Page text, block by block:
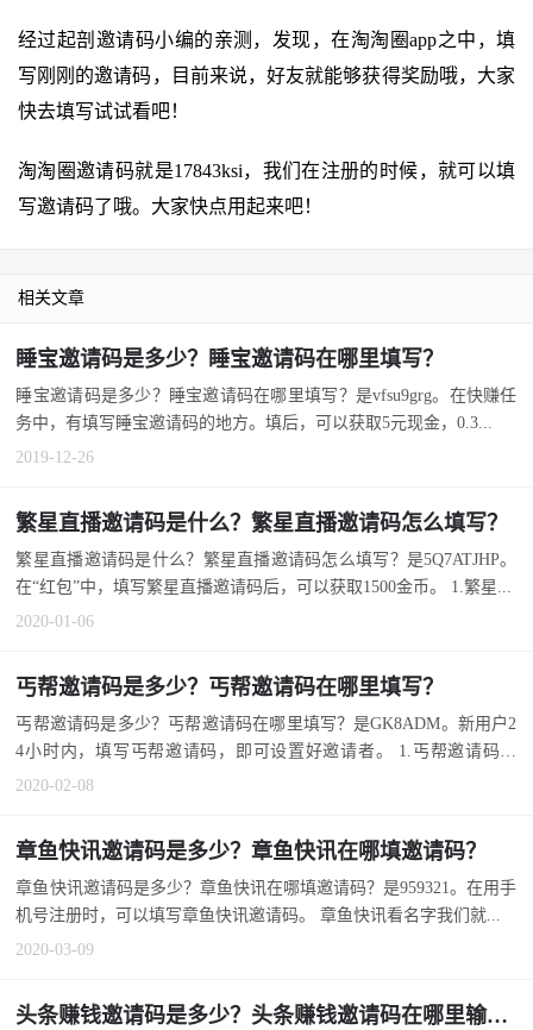
经过起剖邀请码小编的亲测，发现，在淘淘圈app之中，填
写刚刚的邀请码，目前来说，好友就能够获得奖励哦，大家
快去填写试试看吧！
淘淘圈邀请码就是17843ksi，我们在注册的时候，就可以填
写邀请码了哦。大家快点用起来吧！
相关文章
睡宝邀请码是多少？睡宝邀请码在哪里填写？
睡宝邀请码是多少？睡宝邀请码在哪里填写？是vfsu9grg。在快赚任
务中，有填写睡宝邀请码的地方。填后，可以获取5元现金，0.3...
2019-12-26
繁星直播邀请码是什么？繁星直播邀请码怎么填写？
繁星直播邀请码是什么？繁星直播邀请码怎么填写？是5Q7ATJHP。
在“红包”中，填写繁星直播邀请码后，可以获取1500金币。 1.繁星...
2020-01-06
丐帮邀请码是多少？丐帮邀请码在哪里填写？
丐帮邀请码是多少？丐帮邀请码在哪里填写？是GK8ADM。新用户2
4小时内，填写丐帮邀请码，即可设置好邀请者。 1.丐帮邀请码是
多...
2020-02-08
章鱼快讯邀请码是多少？章鱼快讯在哪填邀请码？
章鱼快讯邀请码是多少？章鱼快讯在哪填邀请码？是959321。在用手
机号注册时，可以填写章鱼快讯邀请码。 章鱼快讯看名字我们就...
2020-03-09
头条赚钱邀请码是多少？头条赚钱邀请码在哪里输入？